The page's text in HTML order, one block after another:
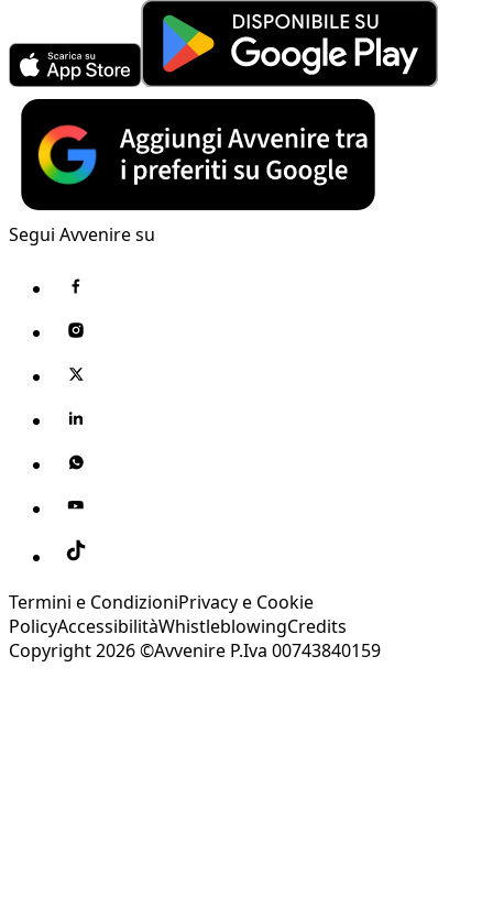
Segui Avvenire su
Termini e CondizioniPrivacy e Cookie
PolicyAccessibilitàWhistleblowingCredits
Copyright 2026 ©Avvenire P.Iva 00743840159